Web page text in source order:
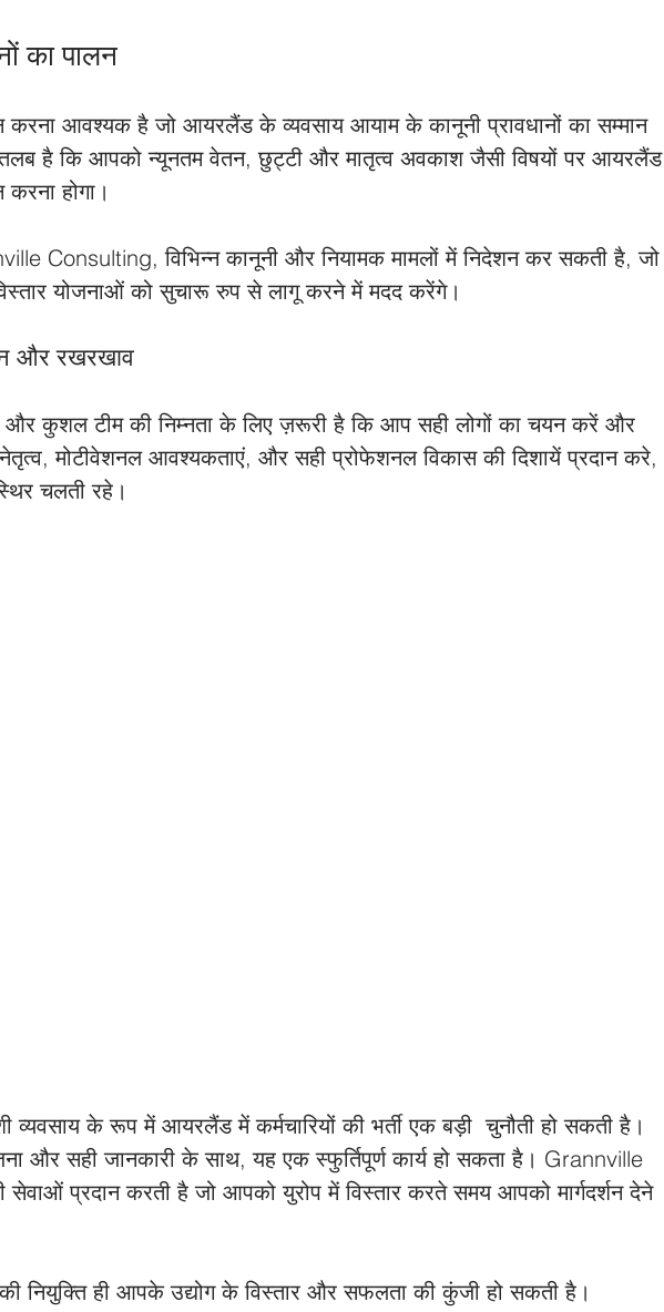
का पालन
करना आवश्यक है जो आयरलैंड के व्यवसाय आयाम के कानूनी प्रावधानों का सम्मान
है कि आपको न्यूनतम वेतन, छुट्टी और मातृत्व अवकाश जैसी विषयों पर आयरलैंड
होगा।
Consulting, विभिन्न कानूनी और नियामक मामलों में निदेशन कर सकती है, जो
योजनाओं को सुचारू रुप से लागू करने में मदद करेंगे।
और रखरखाव
और कुशल टीम की निम्नता के लिए ज़रूरी है कि आप सही लोगों का चयन करें और
मोटीवेशनल आवश्यकताएं, और सही प्रोफेशनल विकास की दिशायें प्रदान करे,
चलती रहे।
व्यवसाय के रूप में आयरलैंड में कर्मचारियों की भर्ती एक बड़ी  चुनौती हो सकती है।
और सही जानकारी के साथ, यह एक स्फुर्तिपूर्ण कार्य हो सकता है। Grannville
प्रदान करती है जो आपको युरोप में विस्तार करते समय आपको मार्गदर्शन देने
की नियुक्ति ही आपके उद्योग के विस्तार और सफलता की कुंजी हो सकती है।